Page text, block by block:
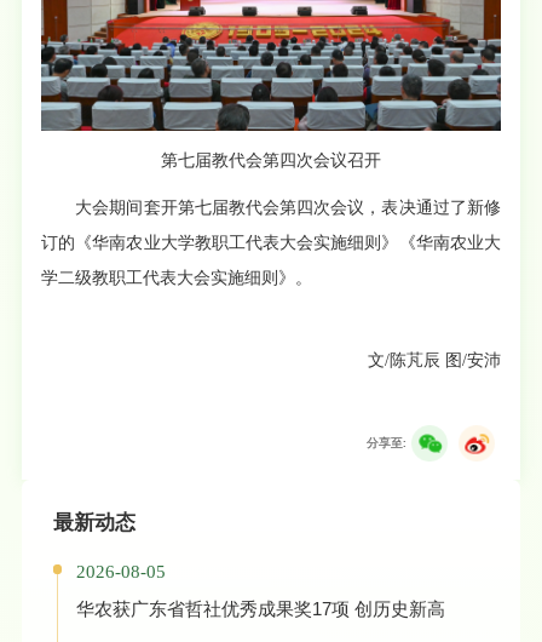
第七届教代会第四次会议召开
大会期间套开第七届教代会第四次会议，表决通过了新修
订的《华南农业大学教职工代表大会实施细则》《华南农业大
学二级教职工代表大会实施细则》。
文/陈芃辰 图/安沛
分享至:
最新动态
2026-08-05
华农获广东省哲社优秀成果奖17项 创历史新高